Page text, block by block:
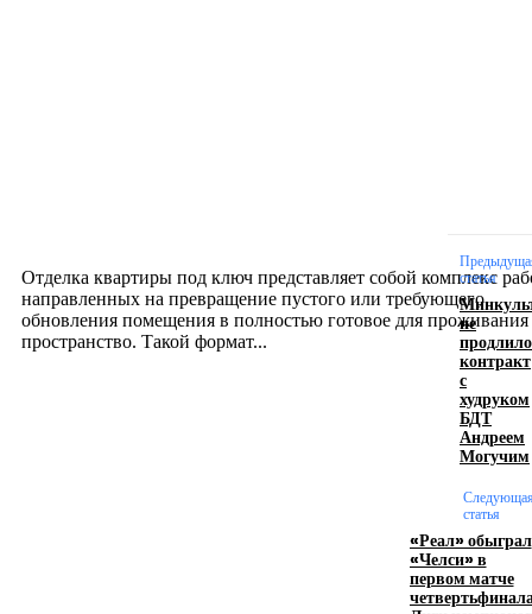
Отделка квартиры под ключ представляет собой комплекс
направленных на превращение пустого или требующего
обновления помещения в полностью готовое для проживания
пространство. Такой формат...
логотипом: эффективный инструмент бренда
Девушка в бокале: легендарный номер бурлеска
статья
не
продлило
контракт
с
худруком
БДТ
Андреем
Могучим
статья
«Реал» обыграл
«Челси» в
первом матче